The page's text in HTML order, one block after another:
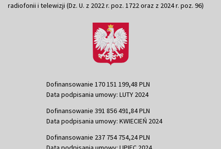
radiofonii i telewizji (Dz. U. z 2022 r. poz. 1722 oraz z 2024 r. poz. 96)
Dofinansowanie 170 151 199,48 PLN
Data podpisania umowy: LUTY 2024
Dofinansowanie 391 856 491,84 PLN
Data podpisania umowy: KWIECIEŃ 2024
Dofinansowanie 237 754 754,24 PLN